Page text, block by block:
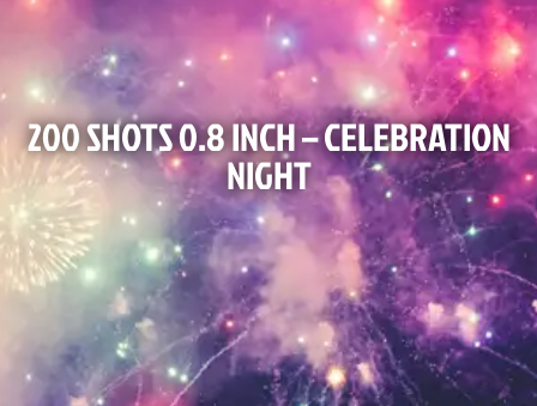
200 SHOTS 0.8 INCH – CELEBRATION
NIGHT